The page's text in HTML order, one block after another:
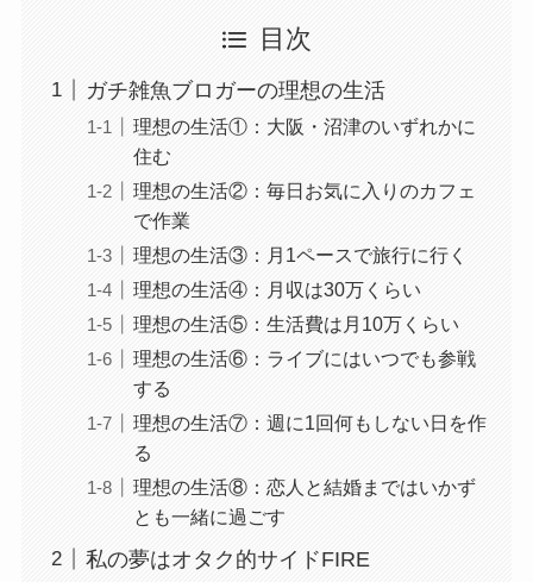
目次
ガチ雑魚ブロガーの理想の生活
理想の生活①：大阪・沼津のいずれかに
住む
理想の生活②：毎日お気に入りのカフェ
で作業
理想の生活③：月1ペースで旅行に行く
理想の生活④：月収は30万くらい
理想の生活⑤：生活費は月10万くらい
理想の生活⑥：ライブにはいつでも参戦
する
理想の生活⑦：週に1回何もしない日を作
る
理想の生活⑧：恋人と結婚まではいかず
とも一緒に過ごす
私の夢はオタク的サイドFIRE